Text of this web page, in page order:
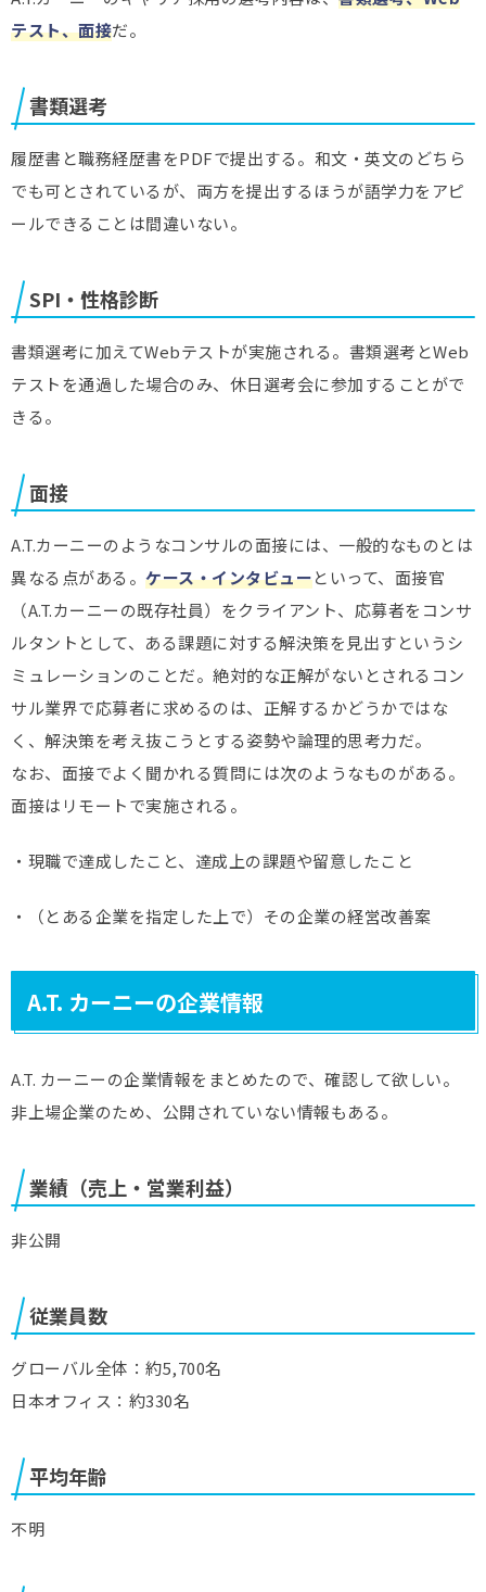
テスト、面接だ。
書類選考
履歴書と職務経歴書をPDFで提出する。和文・英文のどちら
でも可とされているが、両方を提出するほうが語学力をアピ
ールできることは間違いない。
SPI・性格診断
書類選考に加えてWebテストが実施される。書類選考とWeb
テストを通過した場合のみ、休日選考会に参加することがで
きる。
面接
A.T.カーニーのようなコンサルの面接には、一般的なものとは
異なる点がある。 ケース・インタビューといって、面接官
（A.T.カーニーの既存社員）をクライアント、応募者をコンサ
ルタントとして、ある課題に対する解決策を見出すというシ
ミュレーションのことだ。絶対的な正解がないとされるコン
サル業界で応募者に求めるのは、正解するかどうかではな
く、解決策を考え抜こうとする姿勢や論理的思考力だ。
なお、面接でよく聞かれる質問には次のようなものがある。
面接はリモートで実施される。
・現職で達成したこと、達成上の課題や留意したこと
・（とある企業を指定した上で）その企業の経営改善案
A.T. カーニーの企業情報
A.T. カーニーの企業情報をまとめたので、確認して欲しい。
非上場企業のため、公開されていない情報もある。
業績（売上・営業利益）
非公開
従業員数
グローバル全体：約5,700名
日本オフィス：約330名
平均年齢
不明